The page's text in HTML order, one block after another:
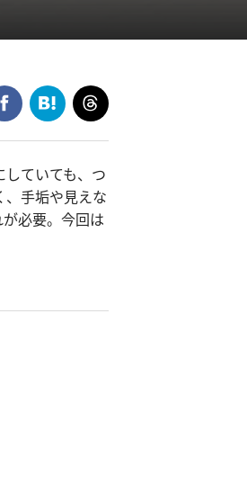
ていても、つ
手垢や見えな
必要。今回は